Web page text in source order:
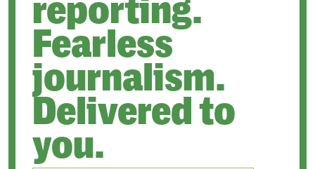
reporting.
Fearless
journalism.
Delivered to
you.